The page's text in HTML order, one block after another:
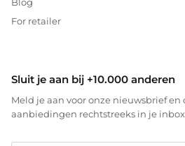
Blog
For retailer
Sluit je aan bij +10.000 anderen
Meld je aan voor onze nieuwsbrief en
aanbiedingen rechtstreeks in je